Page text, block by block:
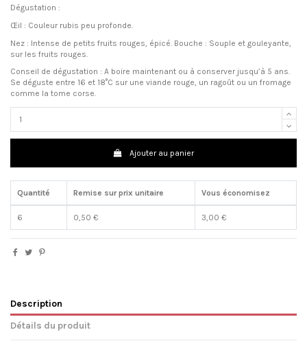
Dégustation :
Œil : Couleur rubis peu profonde.
Nez : Intense de petits fruits rouges, épicé. Bouche : Souple et gouleyante,
sur les fruits rouges.
Conseil de dégustation : A boire maintenant ou à conserver jusqu’à 5 ans.
Se déguste entre 16 et 18°C sur une viande rouge, un ragoût ou un fromage
comme la tome corse.
Ajouter au panier
Quantité Remise sur prix unitaire Vous économisez
6 0,50 € 3,00 €
Description
Détails du produit